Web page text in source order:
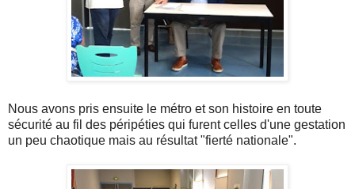
Nous avons pris ensuite le métro et son histoire en toute
sécurité au fil des péripéties qui furent celles d'une gestation
un peu chaotique mais au résultat "fierté nationale".